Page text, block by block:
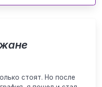
стоят. Но после